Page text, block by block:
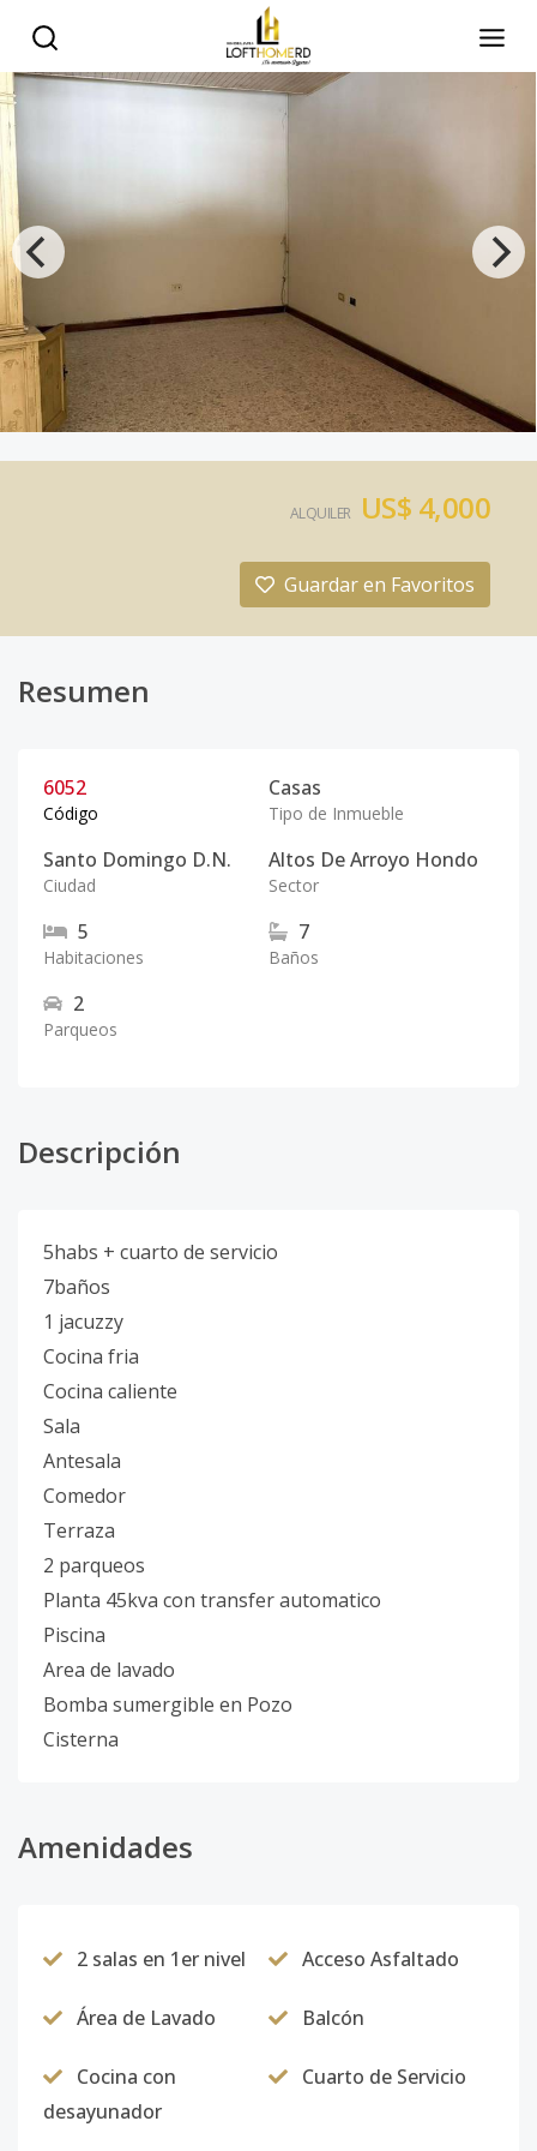
ALQUILER US$ 4,000
Guardar en Favoritos
Resumen
6052
Código
Casas
Tipo de Inmueble
Santo Domingo D.N.
Ciudad
Altos De Arroyo Hondo
Sector
5
Habitaciones
7
Baños
2
Parqueos
Descripción
5habs + cuarto de servicio
7baños
1 jacuzzy
Cocina fria
Cocina caliente
Sala
Antesala
Comedor
Terraza
2 parqueos
Planta 45kva con transfer automatico
Piscina
Area de lavado
Bomba sumergible en Pozo
Cisterna
Amenidades
2 salas en 1er nivel Acceso Asfaltado
Área de Lavado Balcón
Cocina con
desayunador
Cuarto de Servicio